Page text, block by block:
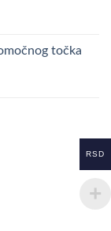
točka
RSD